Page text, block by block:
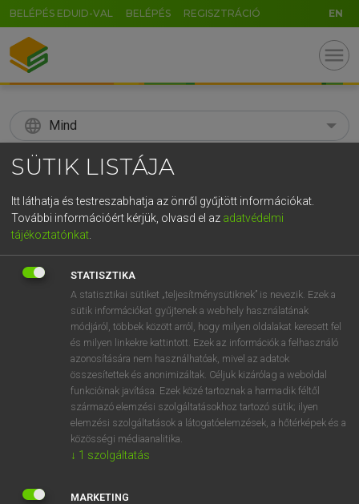
BELÉPÉS EDUID-VAL BELÉPÉS REGISZTRÁCIÓ EN
menu
language Mind
search
KERESÉS
Díjmentes angol szótár
mn ügyes
talpraesett
leleményes
keresése szótárainkban
SÜTIK LISTÁJA
Itt láthatja és testreszabhatja az önről gyűjtött információkat.
További információért kérjük, olvasd el az adatvédelmi
tájékoztatónkat
STATISZTIKA
A statisztikai sütiket „teljesítménysütiknek” is nevezik. Ezek a
sütik információkat gyűjtenek a webhely használatának
módjáról, többek között arról, hogy milyen oldalakat keresett fel
és milyen linkekre kattintott. Ezek az információk a felhasználó
azonosítására nem használhatóak, mivel az adatok
összesítettek és anonimizáltak. Céljuk kizárólag a weboldal
funkcióinak javítása. Ezek közé tartoznak a harmadik féltől
származó elemzési szolgáltatásokhoz tartozó sütik; ilyen
elemzési szolgáltatások a látogatóelemzések, a hőtérképek és a
közösségi médiaanalitika.
↓ 1 szolgáltatás
MARKETING
5 6 7 8 9 ö ü ó
r t z u i o p ő ú
j k
n m , . - AltGr